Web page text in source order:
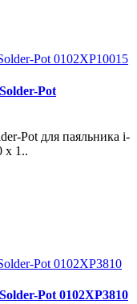
Pot
Pot для паяльника i-
x 1..
Pot 0102XP3810